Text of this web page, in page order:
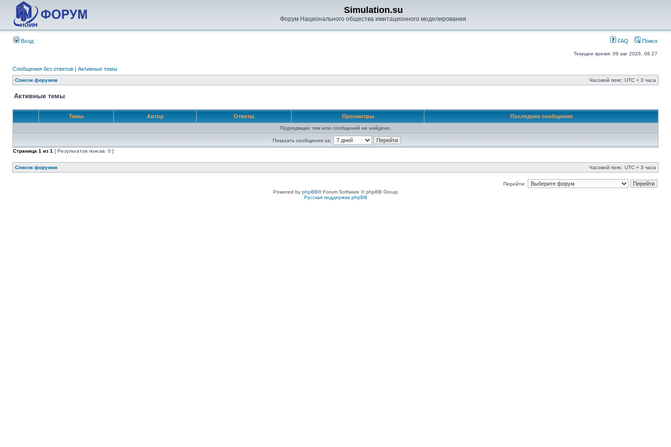
Simulation.su
Форум Национального общества имитационного моделирования
Вход FAQ Поиск
Текущее время: 09 авг 2026, 08:27
Сообщения без ответов | Активные темы
Список форумов Часовой пояс: UTC + 3 часа
Активные темы
Темы Автор Ответы Просмотры Последнее сообщение
Подходящих тем или сообщений не найдено.
Показать сообщения за:
Страница 1 из 1 [ Результатов поиска: 0 ]
Список форумов Часовой пояс: UTC + 3 часа
Перейти:
Powered by phpBB® Forum Software © phpBB Group
Русская поддержка phpBB